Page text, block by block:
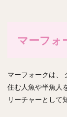
マーフォ
マーフォークは、
住む人魚や半魚人
リーチャーとして